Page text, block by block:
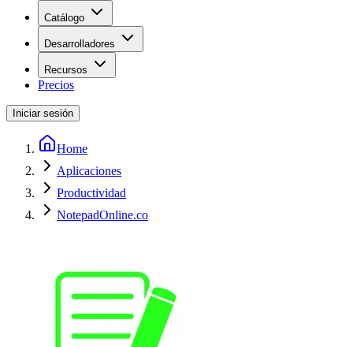
Catálogo
Desarrolladores
Recursos
Precios
Iniciar sesión
Home
Aplicaciones
Productividad
NotepadOnline.co